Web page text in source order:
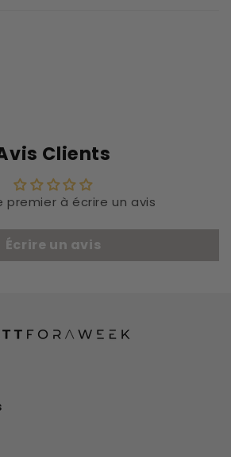
Clients
premier à écrire un avis
Écrire un avis